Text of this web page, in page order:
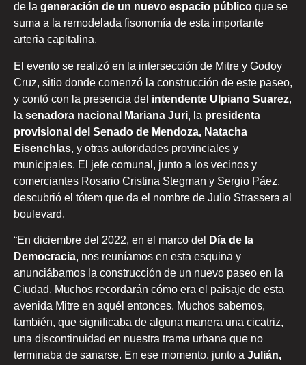
de la generación de un nuevo espacio público que se
suma a la remodelada fisonomía de esta importante
arteria capitalina.
El evento se realizó en la intersección de Mitre y Godoy
Cruz, sitio donde comenzó la construcción de este paseo,
y contó con la presencia del intendente Ulpiano Suarez,
la senadora nacional Mariana Juri, la presidenta
provisional del Senado de Mendoza, Natacha
Eisenchlas, y otras autoridades provinciales y
municipales. El jefe comunal, junto a los vecinos y
comerciantes Rosario Cristina Stegman y Sergio Páez,
descubrió el tótem que da el nombre de Julio Strassera al
boulevard.
“En diciembre del 2022, en el marco del
Día de la
Democracia, nos reuníamos en esta esquina y
anunciábamos la construcción de un nuevo paseo en la
Ciudad. Muchos recordarán cómo era el paisaje de esta
avenida Mitre en aquél entonces. Muchos sabemos,
también, que significaba de alguna manera una cicatriz,
una discontinuidad en nuestra trama urbana que no
terminaba de sanarse. En ese momento, junto a Julián,